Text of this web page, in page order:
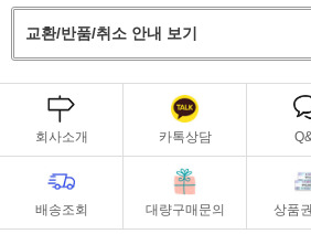
교환/반품/취소 안내 보기
회사소개 카톡상담
배송조회 대량구매문의 상품